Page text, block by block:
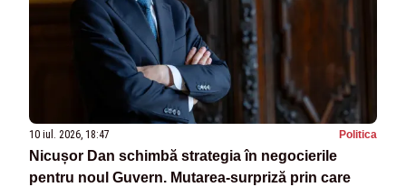
10 iul. 2026, 18:47 Politica
Nicușor Dan schimbă strategia în negocierile
pentru noul Guvern. Mutarea-surpriză prin care